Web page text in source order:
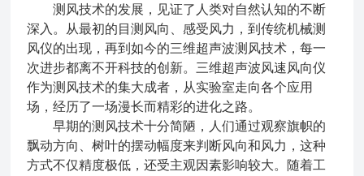
测风技术的发展，见证了人类对自然认知的不断
深入。从最初的目测风向、感受风力，到传统机械测
风仪的出现，再到如今的三维超声波测风技术，每一
次进步都离不开科技的创新。三维超声波风速风向仪
作为测风技术的集大成者，从实验室走向各个应用
场，经历了一场漫长而精彩的进化之路。
早期的测风技术十分简陋，人们通过观察旗帜的
飘动方向、树叶的摆动幅度来判断风向和风力，这种
方式不仅精度极低，还受主观因素影响较大。随着工